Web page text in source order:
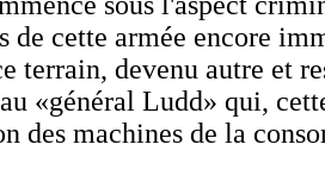
de cette armée encore
terrain, devenu autre et
«général Ludd» qui,
des machines de la